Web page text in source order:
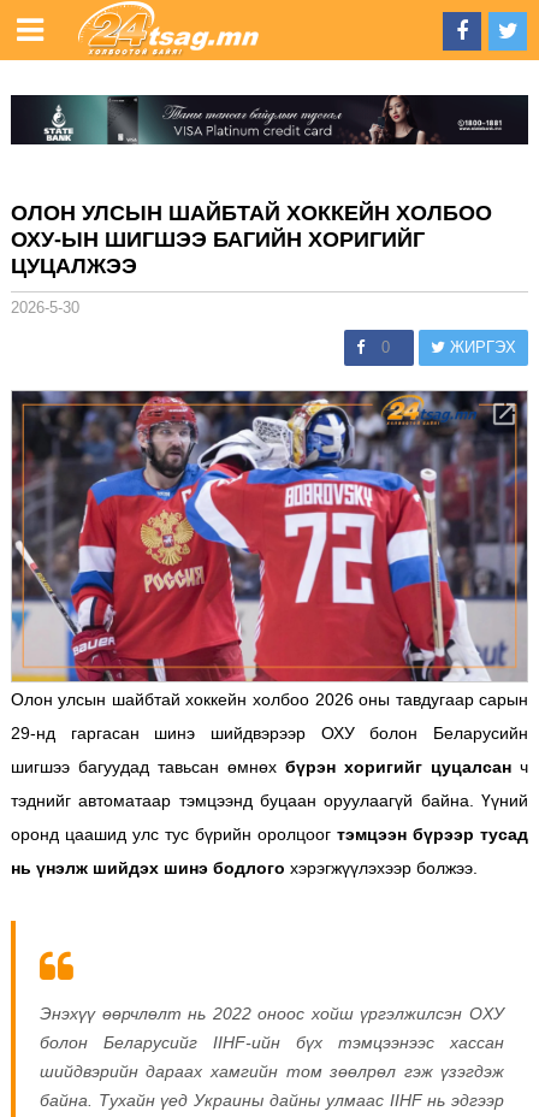
ОЛОН УЛСЫН ШАЙБТАЙ ХОККЕЙН ХОЛБОО
ОХУ-ЫН ШИГШЭЭ БАГИЙН ХОРИГИЙГ
ЦУЦАЛЖЭЭ
2026-5-30
0 ЖИРГЭХ
Олон улсын шайбтай хоккейн холбоо 2026 оны тавдугаар сарын
29-нд гаргасан шинэ шийдвэрээр ОХУ болон Беларусийн
шигшээ багуудад тавьсан өмнөхбүрэн хоригийг цуцалсан ч
тэднийг автоматаар тэмцээнд буцаан оруулаагүй байна. Үүний
оронд цаашид улс тус бүрийн оролцоогтэмцээн бүрээр тусад
нь үнэлж шийдэх шинэ бодлого хэрэгжүүлэхээр болжээ.
Энэхүү өөрчлөлт нь 2022 оноос хойш үргэлжилсэн ОХУ
болон Беларусийг IIHF-ийн бүх тэмцээнээс хассан
шийдвэрийн дараах хамгийн том зөөлрөл гэж үзэгдэж
байна. Тухайн үед Украины дайны улмаас IIHF нь эдгээр